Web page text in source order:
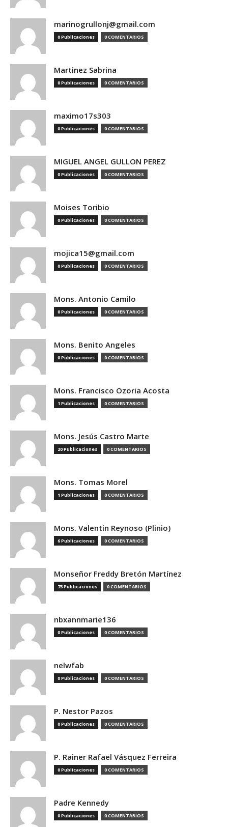
marinogrullonj@gmail.com
0 Publicaciones 0 COMENTARIOS
Martinez Sabrina
0 Publicaciones 0 COMENTARIOS
maximo17s303
0 Publicaciones 0 COMENTARIOS
MIGUEL ANGEL GULLON PEREZ
0 Publicaciones 0 COMENTARIOS
Moises Toribio
0 Publicaciones 0 COMENTARIOS
mojica15@gmail.com
0 Publicaciones 0 COMENTARIOS
Mons. Antonio Camilo
0 Publicaciones 0 COMENTARIOS
Mons. Benito Angeles
0 Publicaciones 0 COMENTARIOS
Mons. Francisco Ozoria Acosta
1 Publicaciones 0 COMENTARIOS
Mons. Jesús Castro Marte
20 Publicaciones 0 COMENTARIOS
Mons. Tomas Morel
1 Publicaciones 0 COMENTARIOS
Mons. Valentin Reynoso (Plinio)
6 Publicaciones 0 COMENTARIOS
Monseñor Freddy Bretón Martínez
75 Publicaciones 0 COMENTARIOS
nbxannmarie136
0 Publicaciones 0 COMENTARIOS
nelwfab
0 Publicaciones 0 COMENTARIOS
P. Nestor Pazos
0 Publicaciones 0 COMENTARIOS
P. Rainer Rafael Vásquez Ferreira
0 Publicaciones 0 COMENTARIOS
Padre Kennedy
0 Publicaciones 0 COMENTARIOS